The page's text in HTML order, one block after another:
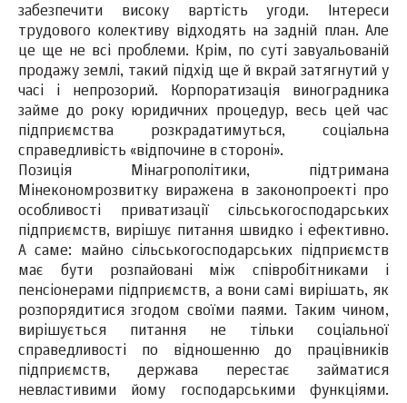
забезпечити високу вартість угоди. Інтереси
трудового колективу відходять на задній план. Але
це ще не всі проблеми. Крім, по суті завуальованій
продажу землі, такий підхід ще й вкрай затягнутий у
часі і непрозорий. Корпоратизація виноградника
займе до року юридичних процедур, весь цей час
підприємства розкрадатимуться, соціальна
справедливість «відпочине в стороні».
Позиція Мінагрополітики, підтримана
Мінекономрозвитку виражена в законопроекті про
особливості приватизації сільськогосподарських
підприємств, вирішує питання швидко і ефективно.
А саме: майно сільськогосподарських підприємств
має бути розпайовані між співробітниками і
пенсіонерами підприємств, а вони самі вирішать, як
розпорядитися згодом своїми паями. Таким чином,
вирішується питання не тільки соціальної
справедливості по відношенню до працівників
підприємств, держава перестає займатися
невластивими йому господарськими функціями.